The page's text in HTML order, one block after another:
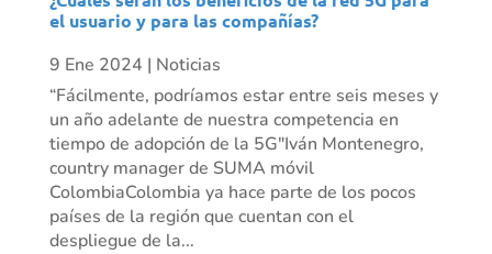
el usuario y para las compañías?
9 Ene 2024 | Noticias
“Fácilmente, podríamos estar entre seis meses y
un año adelante de nuestra competencia en
tiempo de adopción de la 5G"Iván Montenegro,
country manager de SUMA móvil
ColombiaColombia ya hace parte de los pocos
países de la región que cuentan con el
despliegue de la...